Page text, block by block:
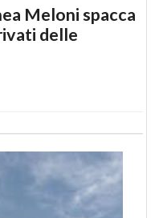
Meloni spacca
delle